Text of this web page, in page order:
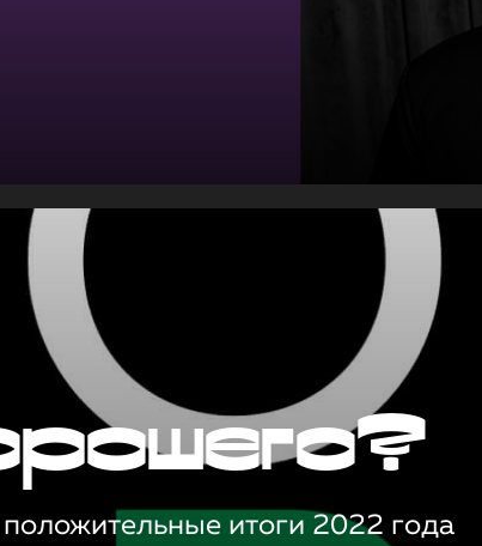
итоги 2022 года